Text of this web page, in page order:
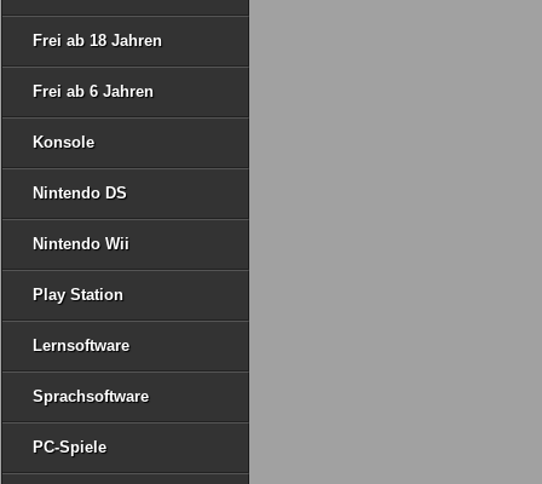
Frei ab 18 Jahren
Frei ab 6 Jahren
Konsole
Nintendo DS
Nintendo Wii
Play Station
Lernsoftware
Sprachsoftware
PC-Spiele